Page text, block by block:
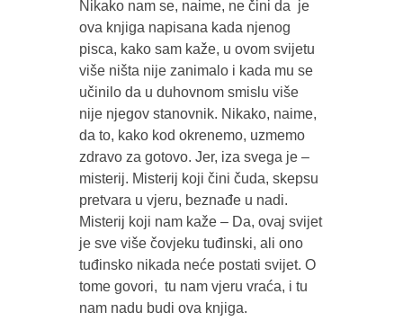
Nikako nam se, naime, ne čini da je
ova knjiga napisana kada njenog
pisca, kako sam kaže, u ovom svijetu
više ništa nije zanimalo i kada mu se
učinilo da u duhovnom smislu više
nije njegov stanovnik. Nikako, naime,
da to, kako kod okrenemo, uzmemo
zdravo za gotovo. Jer, iza svega je –
misterij. Misterij koji čini čuda, skepsu
pretvara u vjeru, beznađe u nadi.
Misterij koji nam kaže – Da, ovaj svijet
je sve više čovjeku tuđinski, ali ono
tuđinsko nikada neće postati svijet. O
tome govori, tu nam vjeru vraća, i tu
nam nadu budi ova knjiga.